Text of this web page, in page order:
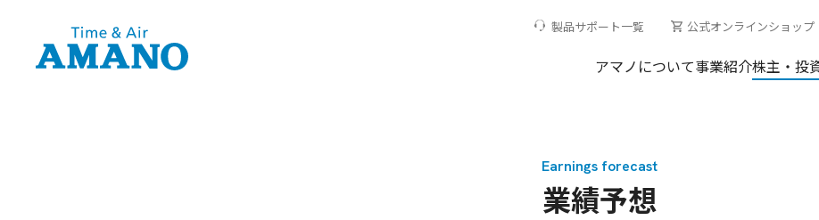
アマノについて事業紹介株主・投
製品サポート一覧 公式オンラインショップ
Earnings forecast
業績予想